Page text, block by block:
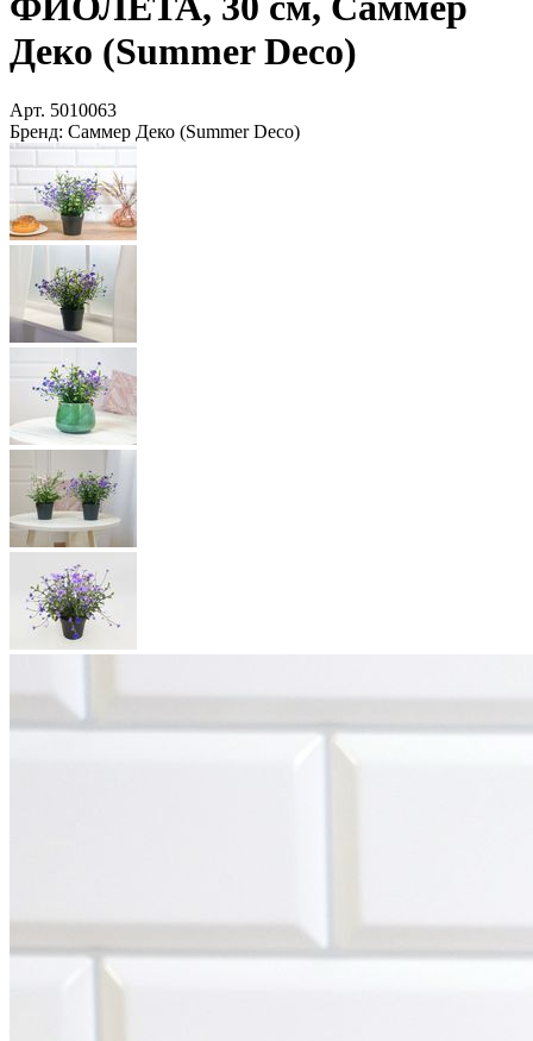
Деко (Summer Deco)
Арт. 5010063
Бренд: Саммер Деко (Summer Deco)